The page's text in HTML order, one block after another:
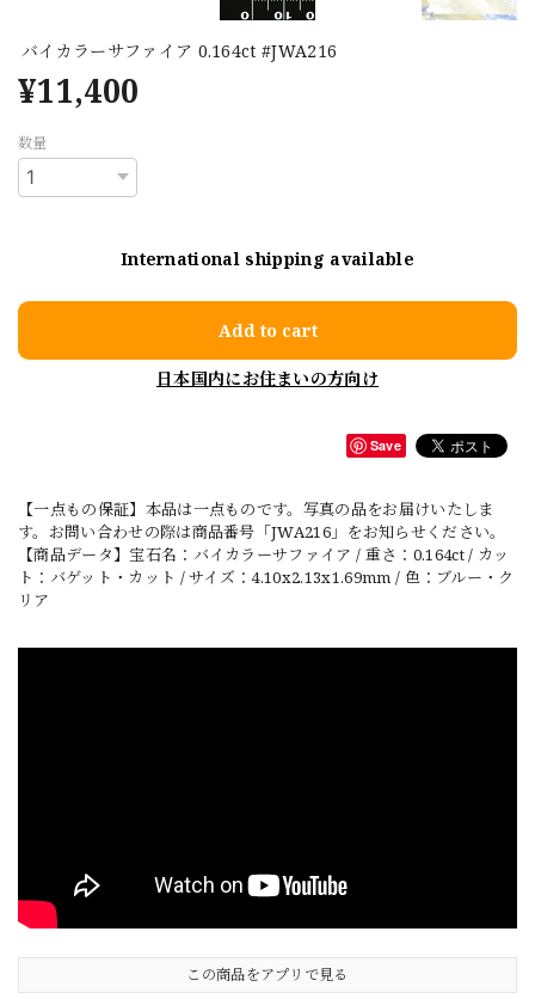
バイカラーサファイア 0.164ct #JWA216
¥11,400
数量
International shipping available
Add to cart
日本国内にお住まいの方向け
Save
【一点もの保証】本品は一点ものです。写真の品をお届けいたしま
す。お問い合わせの際は商品番号「JWA216」をお知らせください。
【商品データ】宝石名：バイカラーサファイア / 重さ：0.164ct / カッ
ト：バゲット・カット / サイズ：4.10x2.13x1.69mm / 色：ブルー・ク
リア
この商品をアプリで見る